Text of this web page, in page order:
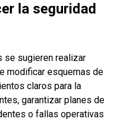
la seguridad
se sugieren realizar
modificar esquemas de
claros para la
garantizar planes de
o fallas operativas